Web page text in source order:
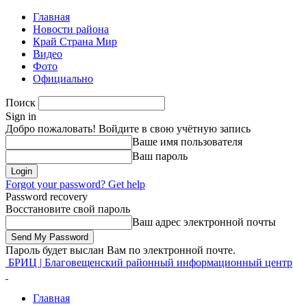
Главная
Новости района
Край Страна Мир
Видео
Фото
Официально
Поиск
Sign in
Добро пожаловать! Войдите в свою учётную запись
Ваше имя пользователя
Ваш пароль
Forgot your password? Get help
Password recovery
Восстановите свой пароль
Ваш адрес электронной почты
Пароль будет выслан Вам по электронной почте.
БРИЦ | Благовещенский районный информационный центр
Главная